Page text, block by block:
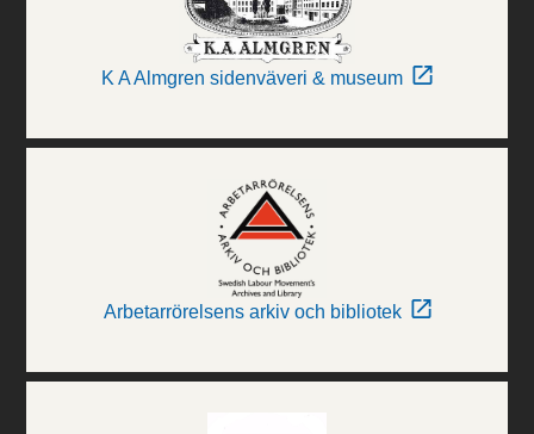
K A Almgren sidenväveri & museum
Arbetarrörelsens arkiv och bibliotek